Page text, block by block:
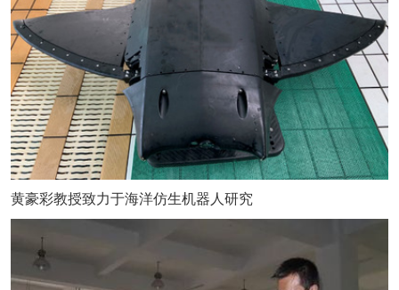
黄豪彩教授致力于海洋仿生机器人研究